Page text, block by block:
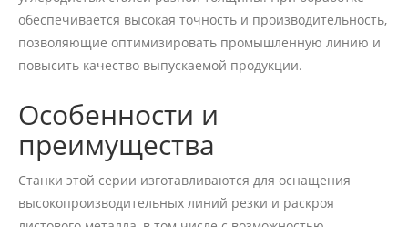
обеспечивается высокая точность и производительность,
позволяющие оптимизировать промышленную линию и
повысить качество выпускаемой продукции.
Особенности и
преимущества
Станки этой серии изготавливаются для оснащения
высокопроизводительных линий резки и раскроя